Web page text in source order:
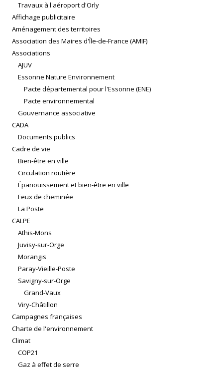
Travaux à l'aéroport d'Orly
Affichage publicitaire
Aménagement des territoires
Association des Maires d'Île-de-France (AMIF)
Associations
AJUV
Essonne Nature Environnement
Pacte départemental pour l'Essonne (ENE)
Pacte environnemental
Gouvernance associative
CADA
Documents publics
Cadre de vie
Bien-être en ville
Circulation routière
Épanouissement et bien-être en ville
Feux de cheminée
La Poste
CALPE
Athis-Mons
Juvisy-sur-Orge
Morangis
Paray-Vieille-Poste
Savigny-sur-Orge
Grand-Vaux
Viry-Châtillon
Campagnes françaises
Charte de l'environnement
Climat
COP21
Gaz à effet de serre